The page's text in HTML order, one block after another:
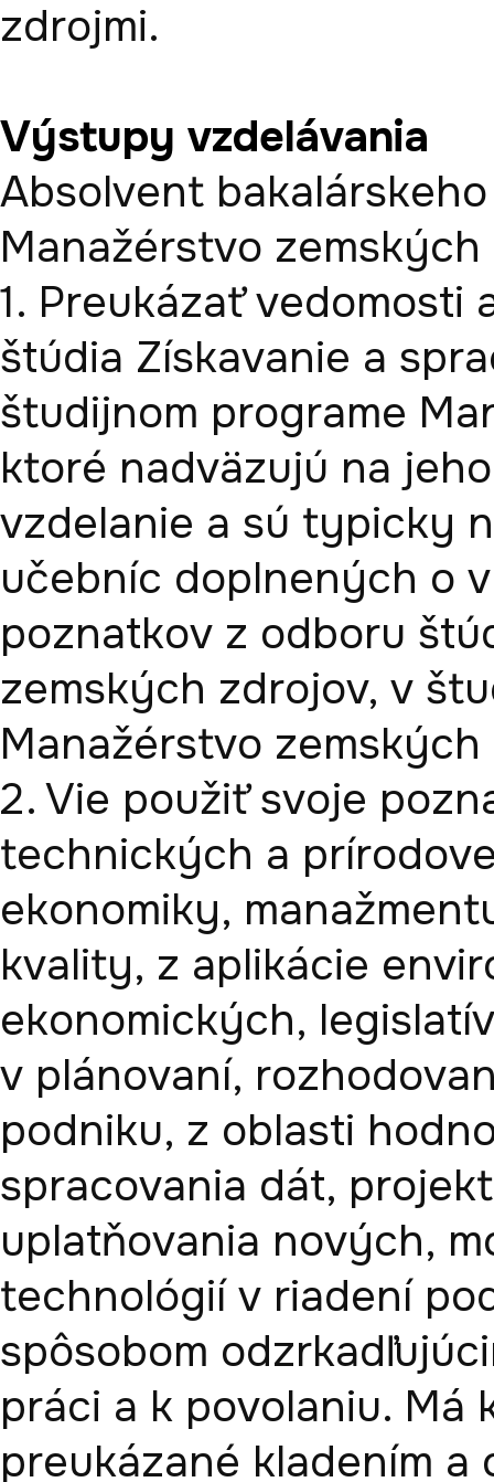
Výstupy vzdelávania
Absolvent
Manažérstvo
1. Preukázať
štúdia Získavanie a
študijnom programe
ktoré nadväzujú na
vzdelanie a sú typicky
učebníc doplnených o
poznatkov z odboru
zemských zdrojov, v
Manažérstvo
2. Vie použiť svoje
technických a
ekonomiky,
kvality, z aplikácie
ekonomických,
v plánovaní,
podniku, z oblasti
spracovania dát,
uplatňovania nových,
technológií v riadení
spôsobom
práci a k povolaniu.
preukázané kladením